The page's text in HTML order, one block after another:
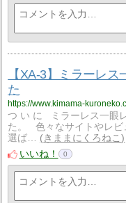
【XA-3】ミラーレ
た
つ い に ミラーレス一眼
た。 色々なサイトやレビ
選ば…
きままにくろねこ
いいね！
0